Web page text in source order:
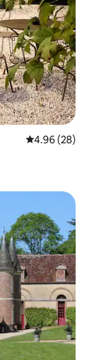
Calificación
4.96 (28)